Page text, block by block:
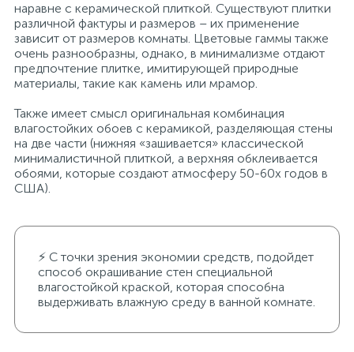
наравне с керамической плиткой. Существуют плитки
различной фактуры и размеров – их применение
зависит от размеров комнаты. Цветовые гаммы также
очень разнообразны, однако, в минимализме отдают
предпочтение плитке, имитирующей природные
материалы, такие как камень или мрамор.
Также имеет смысл оригинальная комбинация
влагостойких обоев с керамикой, разделяющая стены
на две части (нижняя «зашивается» классической
минималистичной плиткой, а верхняя обклеивается
обоями, которые создают атмосферу 50-60х годов в
США).
⚡ С точки зрения экономии средств, подойдет
способ окрашивание стен специальной
влагостойкой краской, которая способна
выдерживать влажную среду в ванной комнате.